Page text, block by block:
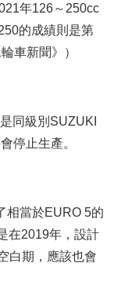
年126～250cc
的成績則是第
車新聞》）
同級別SUZUKI
停止生產。
相當於EURO 5的
在2019年，設計
白期，應該也會